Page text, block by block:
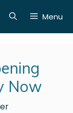
Menu
Now